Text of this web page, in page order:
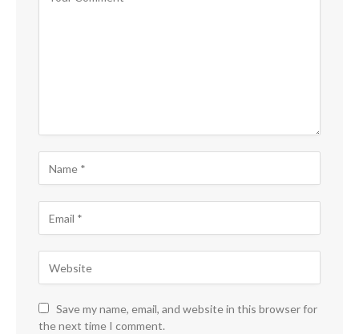
Save my name, email, and website in this browser for
the next time I comment.